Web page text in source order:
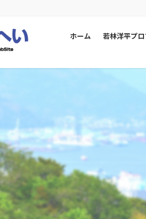
ホーム 若林洋平プ